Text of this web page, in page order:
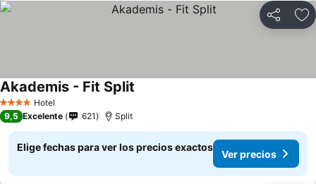
Compartir
4 EstrellasHotel
Akademis - Fit Split
9,5 Excelente 621 Split
Elige fechas para ver los precios exactos
Ver precios